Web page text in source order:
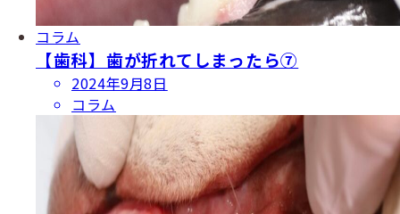
コラム
【歯科】歯が折れてしまったら⑦
投
稿
2024年9月8日
コラム